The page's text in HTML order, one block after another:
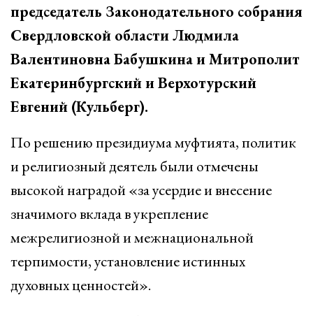
председатель Законодательного собрания
Свердловской области Людмила
Валентиновна Бабушкина и Митрополит
Екатеринбургский и Верхотурский
Евгений (Кульберг).
По решению президиума муфтията, политик
и религиозный деятель были отмечены
высокой наградой «за усердие и внесение
значимого вклада в укрепление
межрелигиозной и межнациональной
терпимости, установление истинных
духовных ценностей».